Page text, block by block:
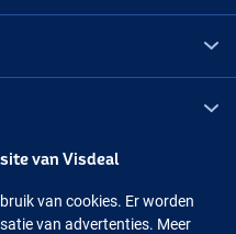
van Visdeal
van cookies. Er worden
van advertenties. Meer